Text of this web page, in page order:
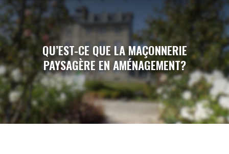
QU’EST-CE QUE LA MAÇONNERIE
PAYSAGÈRE EN AMÉNAGEMENT?